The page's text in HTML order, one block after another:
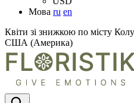
Мова ru en
Квіти зі знижкою по місту
США (Америка)